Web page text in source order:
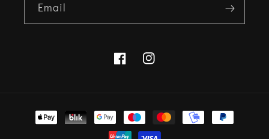
Email
FacebookInstagram
Варіанти
оплати